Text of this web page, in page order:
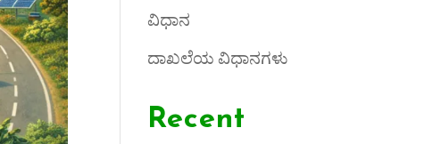
ವಿಧಾನ
ದಾಖಲೆಯ ವಿಧಾನಗಳು
Recent